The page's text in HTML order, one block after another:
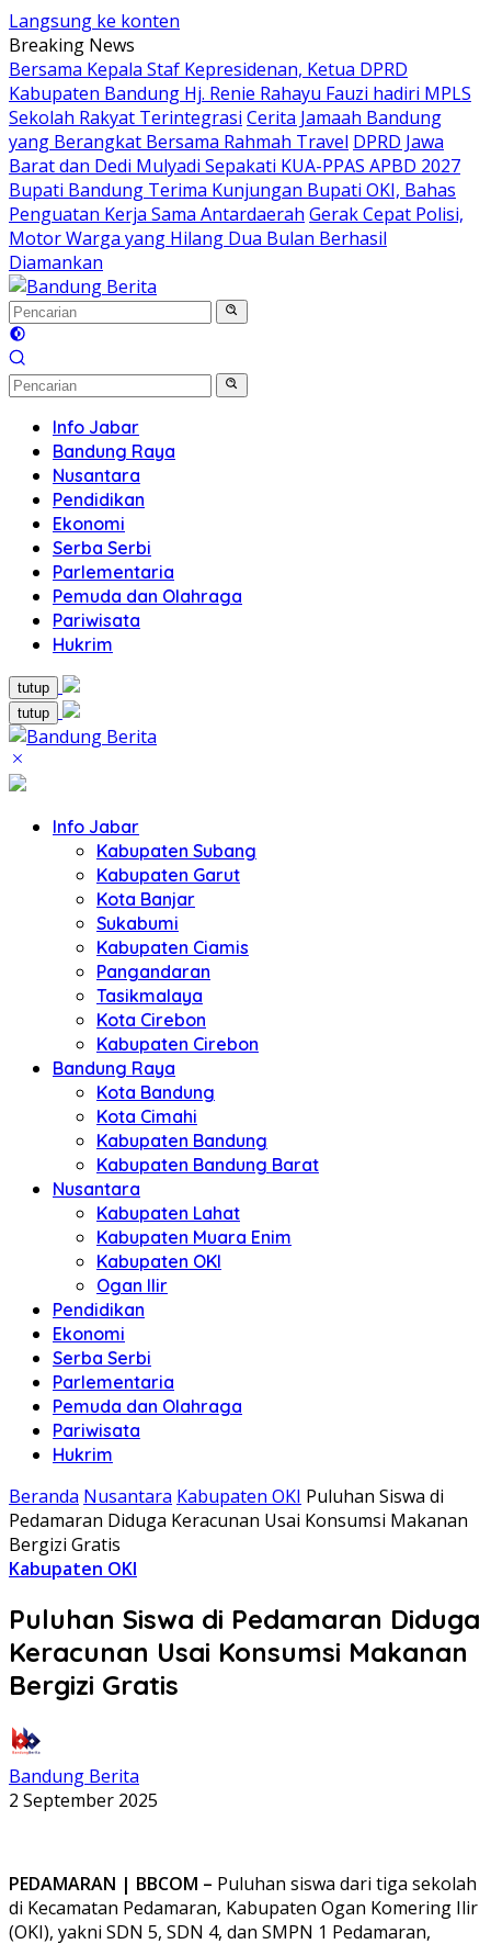
Langsung ke konten
Breaking News
Bersama Kepala Staf Kepresidenan, Ketua DPRD
Kabupaten Bandung Hj. Renie Rahayu Fauzi hadiri MPLS
Sekolah Rakyat Terintegrasi Cerita Jamaah Bandung
yang Berangkat Bersama Rahmah Travel DPRD Jawa
Barat dan Dedi Mulyadi Sepakati KUA-PPAS APBD 2027
Bupati Bandung Terima Kunjungan Bupati OKI, Bahas
Penguatan Kerja Sama Antardaerah Gerak Cepat Polisi,
Motor Warga yang Hilang Dua Bulan Berhasil
Diamankan
Info Jabar
Bandung Raya
Nusantara
Pendidikan
Ekonomi
Serba Serbi
Parlementaria
Pemuda dan Olahraga
Pariwisata
Hukrim
tutup
tutup
Info Jabar
Kabupaten Subang
Kabupaten Garut
Kota Banjar
Sukabumi
Kabupaten Ciamis
Pangandaran
Tasikmalaya
Kota Cirebon
Kabupaten Cirebon
Bandung Raya
Kota Bandung
Kota Cimahi
Kabupaten Bandung
Kabupaten Bandung Barat
Nusantara
Kabupaten Lahat
Kabupaten Muara Enim
Kabupaten OKI
Ogan Ilir
Pendidikan
Ekonomi
Serba Serbi
Parlementaria
Pemuda dan Olahraga
Pariwisata
Hukrim
Beranda Nusantara Kabupaten OKI Puluhan Siswa di
Pedamaran Diduga Keracunan Usai Konsumsi Makanan
Bergizi Gratis
Kabupaten OKI
Puluhan Siswa di Pedamaran Diduga
Keracunan Usai Konsumsi Makanan
Bergizi Gratis
Bandung Berita
2 September 2025
PEDAMARAN | BBCOM – Puluhan siswa dari tiga sekolah
di Kecamatan Pedamaran, Kabupaten Ogan Komering Ilir
(OKI), yakni SDN 5, SDN 4, dan SMPN 1 Pedamaran,